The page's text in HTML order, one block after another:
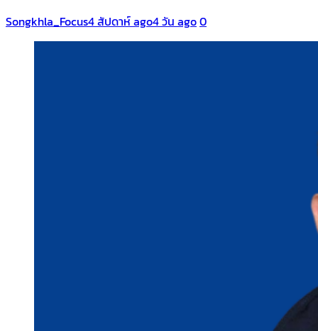
Songkhla_Focus4 สัปดาห์ ago4 วัน ago0